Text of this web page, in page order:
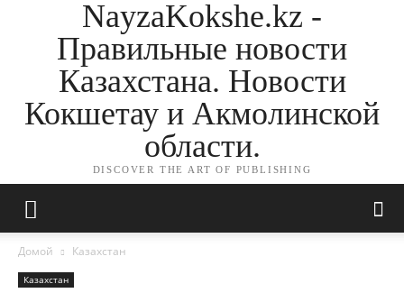
NayzaKokshe.kz -
Правильные новости
Казахстана. Новости
Кокшетау и Акмолинской
области.
DISCOVER THE ART OF PUBLISHING
Домой Казахстан
Казахстан